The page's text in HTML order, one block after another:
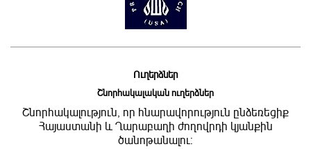
Ուղերձներ
Շնորհակալական ուղերձներ
Շնորհակալություն, որ հնարավորություն ընձեռեցիք
Հայաստանի և Ղարաբաղի ժողովրդի կյանքին
ծանոթանալու: